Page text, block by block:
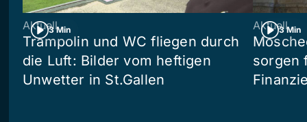
3 Min
Aktuell
Trampolin und WC fliegen durch
die Luft: Bilder vom heftigen
Unwetter in St.Gallen
3 Min
Aktuell
sorgen